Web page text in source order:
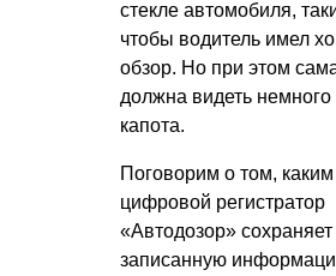
стекле автомобиля,
чтобы водитель имел
обзор. Но при этом
должна видеть
капота.
Поговорим о том,
цифровой регистратор
«Автодозор» сохраняет
записанную